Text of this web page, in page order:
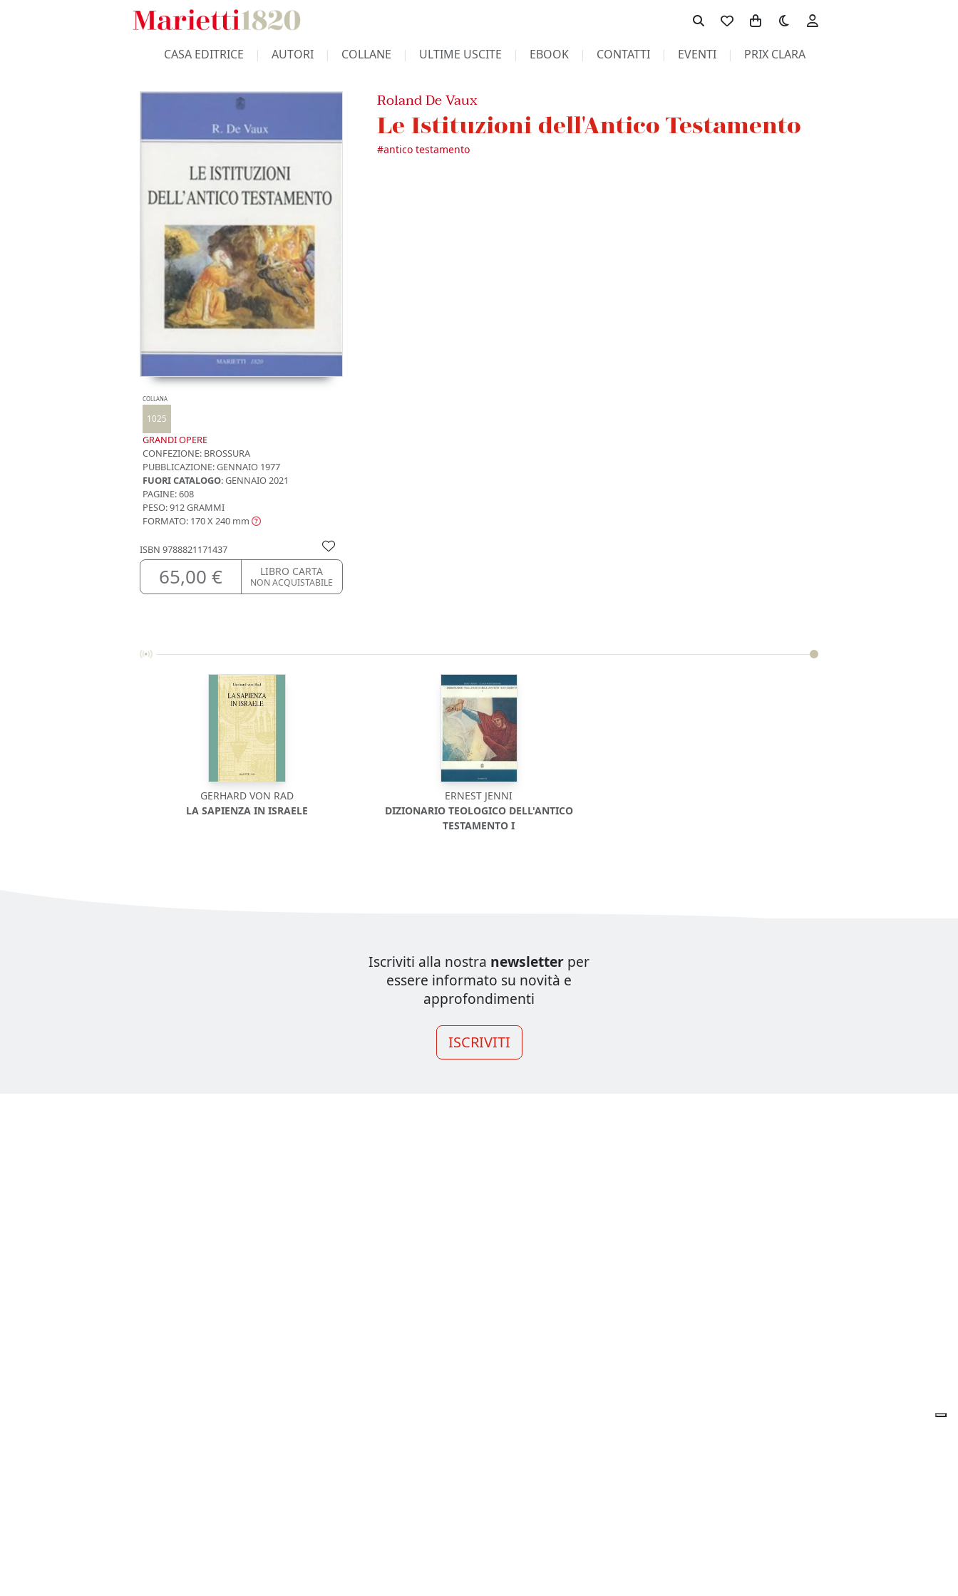
Toggle theme
CASA EDITRICE AUTORI COLLANE ULTIME USCITE EBOOK CONTATTI EVENTI PRIX CLARA
COLLANA
1025
GRANDI OPERE
CONFEZIONE: BROSSURA
PUBBLICAZIONE:GENNAIO 1977
FUORI CATALOGO: GENNAIO 2021
PAGINE: 608
PESO: 912 GRAMMI
FORMATO: 170 X 240 mm
ISBN 9788821171437
65,00 € LIBRO CARTA
NON ACQUISTABILE
Roland De Vaux
Le Istituzioni dell'Antico Testamento
#antico testamento
GERHARD VON RAD
LA SAPIENZA IN ISRAELE
ERNEST JENNI
DIZIONARIO TEOLOGICO DELL'ANTICO
TESTAMENTO I
Iscriviti alla nostra newsletter per
essere informato su novità e
approfondimenti
ISCRIVITI